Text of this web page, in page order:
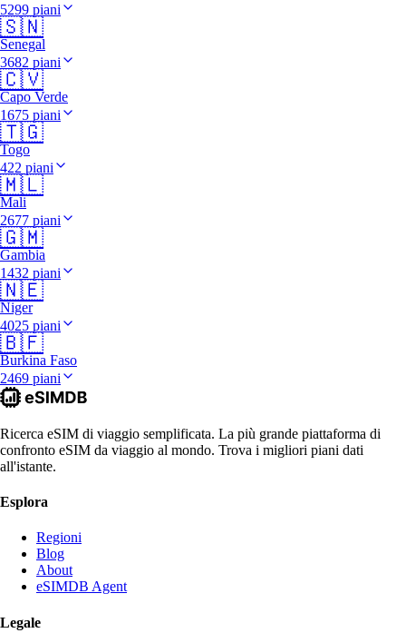
5299 piani
🇸🇳
Senegal
3682 piani
🇨🇻
Capo Verde
1675 piani
🇹🇬
Togo
422 piani
🇲🇱
Mali
2677 piani
🇬🇲
Gambia
1432 piani
🇳🇪
Niger
4025 piani
🇧🇫
Burkina Faso
2469 piani
Ricerca eSIM di viaggio semplificata. La più grande piattaforma di
confronto eSIM da viaggio al mondo. Trova i migliori piani dati
all'istante.
Esplora
Regioni
Blog
About
eSIMDB Agent
Legale